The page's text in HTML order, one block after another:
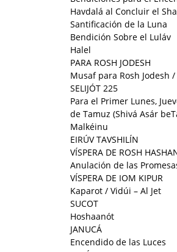
Havdalá al Concluir el
Santificación de la Luna
Bendición Sobre el Luláv
Halel
PARA ROSH JODESH
Musaf para Rosh Jodesh
SELIJÓT 225
Para el Primer Lunes,
de Tamuz (Shivá Asár
Malkéinu
EIRÚV TAVSHILÍN
VÍSPERA DE ROSH
Anulación de las
VÍSPERA DE IOM KIPUR
Kaparot / Vidúi – Al Jet
SUCOT
Hoshaanót
JANUCÁ
Encendido de las Luces